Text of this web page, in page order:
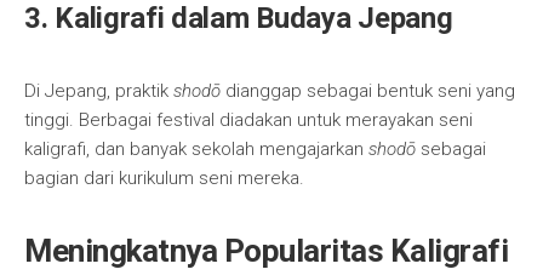
3. Kaligrafi dalam Budaya Jepang
Di Jepang, praktik shodō dianggap sebagai bentuk seni yang
tinggi. Berbagai festival diadakan untuk merayakan seni
kaligrafi, dan banyak sekolah mengajarkan shodō sebagai
bagian dari kurikulum seni mereka.
Meningkatnya Popularitas Kaligrafi